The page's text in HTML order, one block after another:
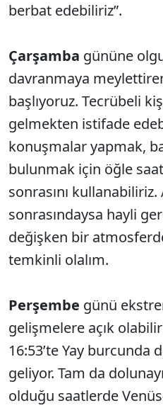
berbat edebiliriz”.
Çarşamba gününe
davranmaya
başlıyoruz. Tecrübeli
gelmekten istifade
konuşmalar yapmak,
bulunmak için öğle
sonrasını
sonrasındaysa hayli
değişken bir
temkinli olalım.
Perşembe günü
gelişmelere açık
16:53’te Yay burcunda
geliyor. Tam da
olduğu saatlerde